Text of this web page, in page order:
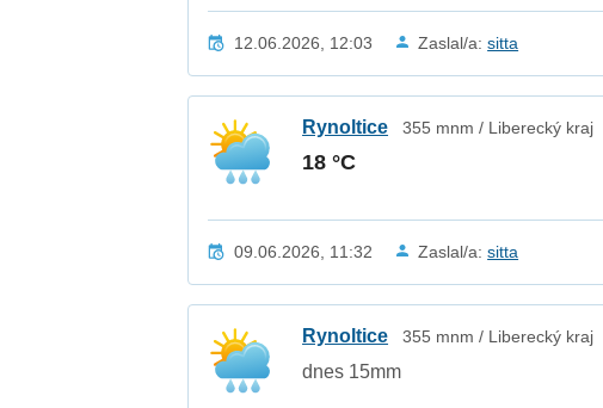
12.06.2026, 12:03 Zaslal/a:sitta
Rynoltice 355 mnm / Liberecký kraj
18 °C
09.06.2026, 11:32 Zaslal/a:sitta
Rynoltice 355 mnm / Liberecký kraj
dnes 15mm